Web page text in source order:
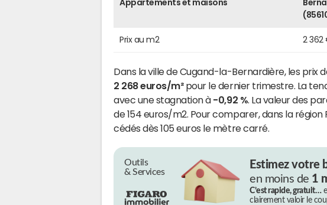
Appartements et maisons
Prix au m2 2
Dans la ville de Cugand-la-Bernardière, les prix
2 268 euros/m²pour le dernier trimestre. La
avec une stagnation à -0,92 % . La valeur des
de 154 euros/m2. Pour comparer, dans la région
cédés dès 105 euros le mètre carré.
Outils
& Services
Estimez votre
en moins de 1
C’est rapide, gratuit…
clairement valoir le